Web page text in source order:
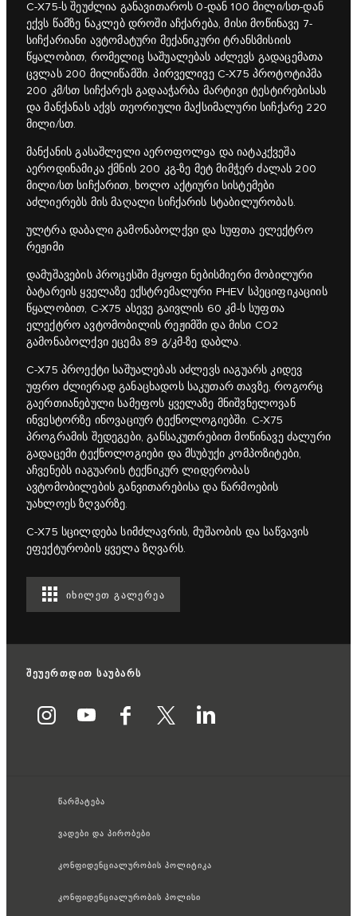
C‑X75-ს შეუძლია განავითაროს 0-დან 100 მილი/სთ-დან
ექვს წამზე ნაკლებ დროში აჩქარება, მისი მოწინავე 7-
სიჩქარიანი ავტომატური მექანიკური ტრანსმისიის
წყალობით, რომელიც საშუალებას აძლევს გადაცემათა
ცვლას 200 მილიწამში. პირველივე C‑X75 პროტოტიპმა
200 კმ/სთ სიჩქარეს გადააჭარბა მარტივი ტესტირებისას
და მანქანას აქვს თეორიული მაქსიმალური სიჩქარე 220
მილი/სთ.
მანქანის გასაშლელი აეროფოლgა და იატაკქვეშა
აეროდინამიკა ქმნის 200 კგ-ზე მეტ მიმჭერ ძალას 200
მილი/სთ სიჩქარით, ხოლო აქტიური სისტემები
აძლიერებს მის მაღალი სიჩქარის სტაბილურობას.
ულტრა დაბალი გამონაბოლქვი და სუფთა ელექტრო
რეჟიმი
დამუშავების პროცესში მყოფი ნებისმიერი მობილური
ბატარეის ყველაზე ექსტრემალური PHEV სპეციფიკაციის
წყალობით, C-X75 ასევე გაივლის 60 კმ-ს სუფთა
ელექტრო ავტომობილის რეჟიმში და მისი CO2
გამონაბოლქვი ეცემა 89 გ/კმ-ზე დაბლა.
C‑X75 პროექტი საშუალებას აძლევს იაგუარს კიდევ
უფრო ძლიერად განაცხადოს საკუთარ თავზე, როგორც
გაერთიანებული სამეფოს ყველაზე მნიშვნელოვან
ინვესტორზე ინოვაციურ ტექნოლოგიებში. C‑X75
პროგრამის შედეგები, განსაკუთრებით მოწინავე ძალური
გადაცემი ტექნოლოგიები და მსუბუქი კომპოზიტები,
აჩვენებს იაგუარის ტექნიკურ ლიდერობას
ავტომობილების განვითარებისა და წარმოების
უახლოეს ზღვარზე.
C‑X75 სცილდება სიმძლავრის, მუშაობის და საწვავის
ეფექტურობის ყველა ზღვარს.
ᲘᲮᲘᲚᲔᲗ ᲒᲐᲚᲔᲠᲔᲐ
შეუერთდით საუბარს
წარმატება
ვადები და პირობები
კონფიდენციალურობის პოლიტიკა
კონფიდენციალურობის პოლისი